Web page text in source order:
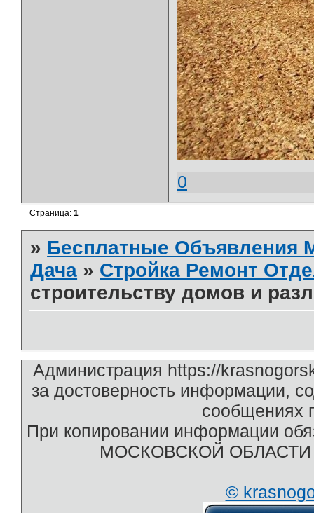
0
Страница:1
» Бесплатные
Дача » Стройка Ремонт
строительству домов и
Администрация https://
за достоверность информации,
сообщениях
При копировании информации
МОСКОВСКОЙ ОБЛАСТИ
©